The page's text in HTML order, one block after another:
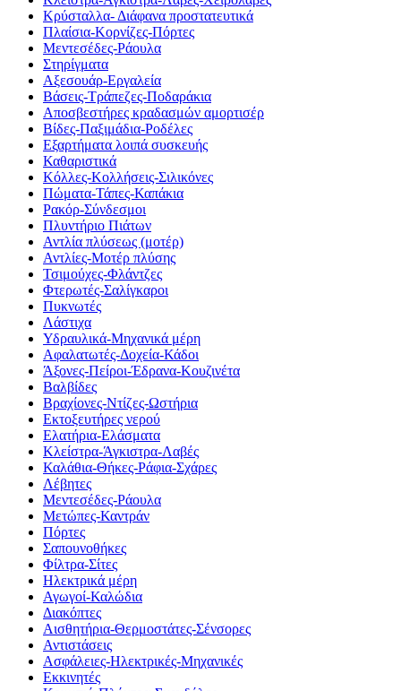
Κρύσταλλα- Διάφανα προστατευτικά
Πλαίσια-Κορνίζες-Πόρτες
Μεντεσέδες-Ράουλα
Στηρίγματα
Αξεσουάρ-Εργαλεία
Βάσεις-Τράπεζες-Ποδαράκια
Αποσβεστήρες κραδασμών αμορτισέρ
Βίδες-Παξιμάδια-Ροδέλες
Εξαρτήματα λοιπά συσκευής
Καθαριστικά
Κόλλες-Κολλήσεις-Σιλικόνες
Πώματα-Τάπες-Καπάκια
Ρακόρ-Σύνδεσμοι
Πλυντήριο Πιάτων
Αντλία πλύσεως (μοτέρ)
Αντλίες-Μοτέρ πλύσης
Τσιμούχες-Φλάντζες
Φτερωτές-Σαλίγκαροι
Πυκνωτές
Λάστιχα
Υδραυλικά-Mηχανικά μέρη
Αφαλατωτές-Δοχεία-Κάδοι
Άξονες-Πείροι-Έδρανα-Κουζινέτα
Βαλβίδες
Βραχίονες-Ντίζες-Ωστήρια
Εκτοξευτήρες νερού
Ελατήρια-Ελάσματα
Κλείστρα-Άγκιστρα-Λαβές
Καλάθια-Θήκες-Ράφια-Σχάρες
Λέβητες
Μεντεσέδες-Ράουλα
Μετώπες-Καντράν
Πόρτες
Σαπουνοθήκες
Φίλτρα-Σίτες
Ηλεκτρικά μέρη
Αγωγοί-Καλώδια
Διακόπτες
Αισθητήρια-Θερμοστάτες-Σένσορες
Αντιστάσεις
Ασφάλειες-Ηλεκτρικές-Μηχανικές
Εκκινητές